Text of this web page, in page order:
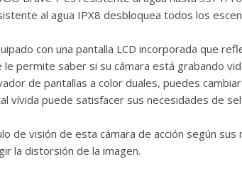
al agua IPX8 desbloquea todos los
con una pantalla LCD incorporada que
permite saber si su cámara está grabando
de pantallas a color duales, puedes
puede satisfacer sus necesidades de
de visión de esta cámara de acción según
la distorsión de la imagen.